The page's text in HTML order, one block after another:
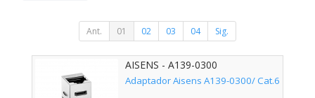
Ant. 01 02 03 04 Sig.
AISENS - A139-0300
Adaptador Aisens A139-0300/ Cat.6